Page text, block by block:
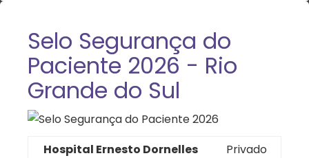
Selo Segurança do
Paciente 2026 - Rio
Grande do Sul
Hospital Ernesto Dornelles
Privado